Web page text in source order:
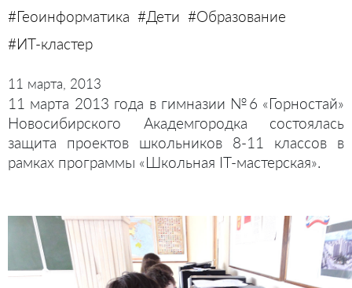
#Геоинформатика #Дети #Образование
#ИТ-кластер
11 марта, 2013
11 марта 2013 года в гимназии №6 «Горностай»
Новосибирского Академгородка состоялась
защита проектов школьников 8-11 классов в
рамках программы «Школьная IT-мастерская».